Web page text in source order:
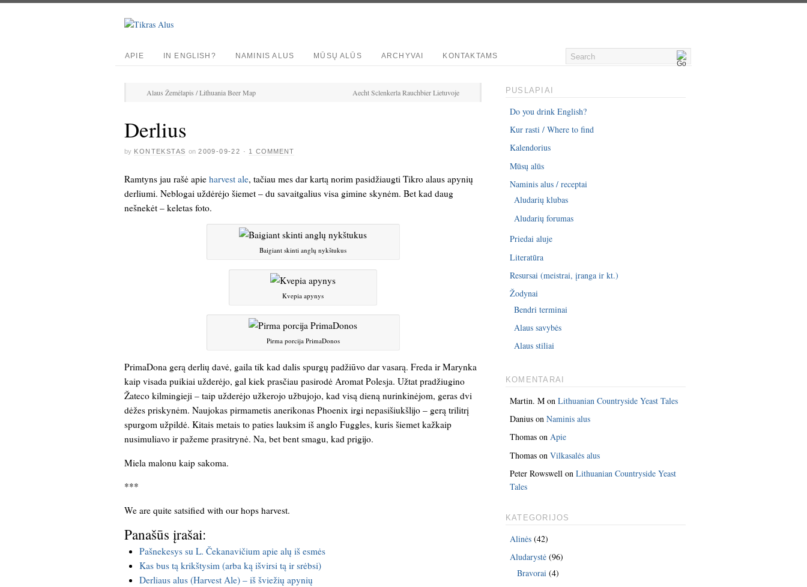
APIE IN ENGLISH? NAMINIS ALUS MŪSŲ ALŪS ARCHYVAI KONTAKTAMS
Alaus Žemėlapis / Lithuania Beer Map Aecht Sclenkerla Rauchbier Lietuvoje
Derlius
by KONTEKSTAS on 2009-09-22 · 1 COMMENT
Ramtyns jau rašė apie harvest ale, tačiau mes dar kartą norim pasidžiaugti Tikro alaus apynių
derliumi. Neblogai uždėrėjo šiemet – du savaitgalius visa gimine skynėm. Bet kad daug
nešnekėt – keletas foto.
Baigiant skinti anglų nykštukus
Kvepia apynys
Pirma porcija PrimaDonos
PrimaDona gerą derlių davė, gaila tik kad dalis spurgų padžiūvo dar vasarą. Freda ir Marynka
kaip visada puikiai užderėjo, gal kiek prasčiau pasirodė Aromat Polesja. Užtat pradžiugino
Žateco kilmingieji – taip užderėjo užkerojo užbujojo, kad visą dieną nurinkinėjom, geras dvi
dėžes priskynėm. Naujokas pirmametis anerikonas Phoenix irgi nepasišiukšlijo – gerą trilitrį
spurgom užpildė. Kitais metais to paties lauksim iš anglo Fuggles, kuris šiemet kažkaip
nusimuliavo ir pažeme prasitrynė. Na, bet bent smagu, kad prigijo.
Miela malonu kaip sakoma.
***
We are quite satsified with our hops harvest.
Panašūs įrašai:
Pašnekesys su L. Čekanavičium apie alų iš esmės
Kas bus tą krikštysim (arba ką išvirsi tą ir srėbsi)
Derliaus alus (Harvest Ale) – iš šviežių apynių
PUSLAPIAI
Do you drink English?
Kur rasti / Where to find
Kalendorius
Mūsų alūs
Naminis alus / receptai
Aludarių klubas
Aludarių forumas
Priedai aluje
Literatūra
Resursai (meistrai, įranga ir kt.)
Žodynai
Bendri terminai
Alaus savybės
Alaus stiliai
KOMENTARAI
Martin. M onLithuanian Countryside Yeast Tales
Danius onNaminis alus
Thomas onApie
Thomas onVilkasalės alus
Peter Rowswell onLithuanian Countryside Yeast
Tales
KATEGORIJOS
Alinės (42)
Aludarystė (96)
Bravorai (4)